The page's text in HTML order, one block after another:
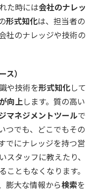
た時には会社のナレッ
形式知化は、担当者の
社のナレッジや技術の
ス）
や技術を形式知化して
向上します。質の高い
マネジメントツールで
つでも、どこでもその
でにナレッジを持つ営
タッフに教えたり、
ともなくなります。
膨大な情報から検索を